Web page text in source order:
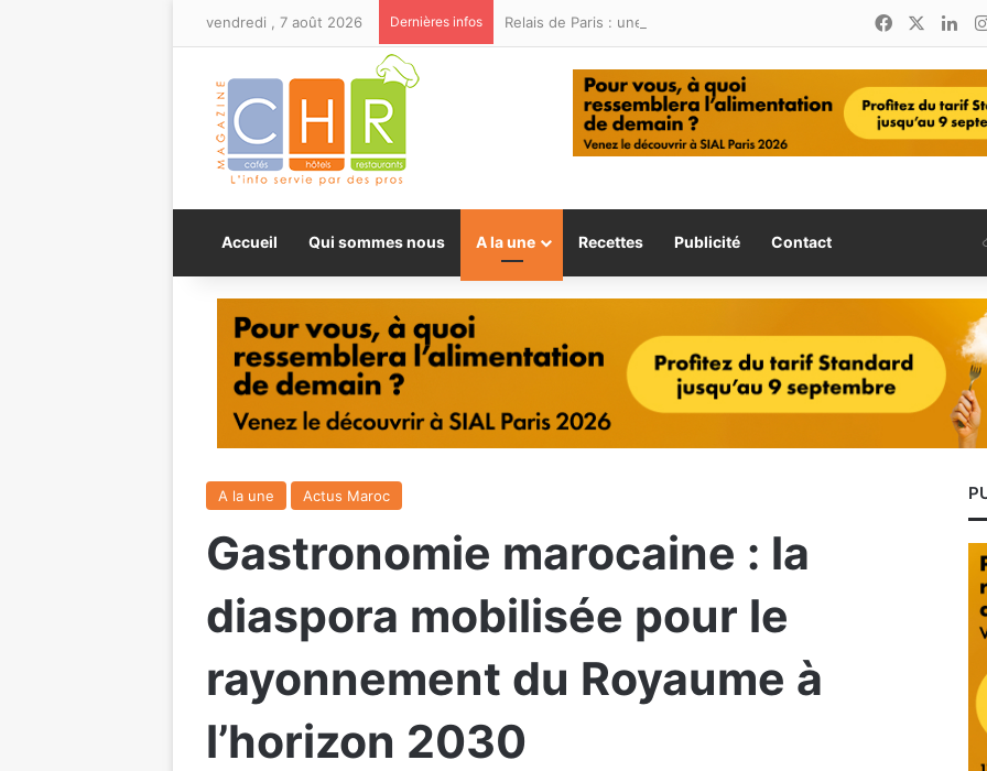
vendredi , 7 août 2026 Dernières infos Facebook
Accueil Qui sommes nous A la une Recettes Publicité Contact
A la une Actus Maroc
Gastronomie marocaine : la
diaspora mobilisée pour le
rayonnement du Royaume à
l’horizon 2030